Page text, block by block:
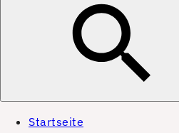
Startseite